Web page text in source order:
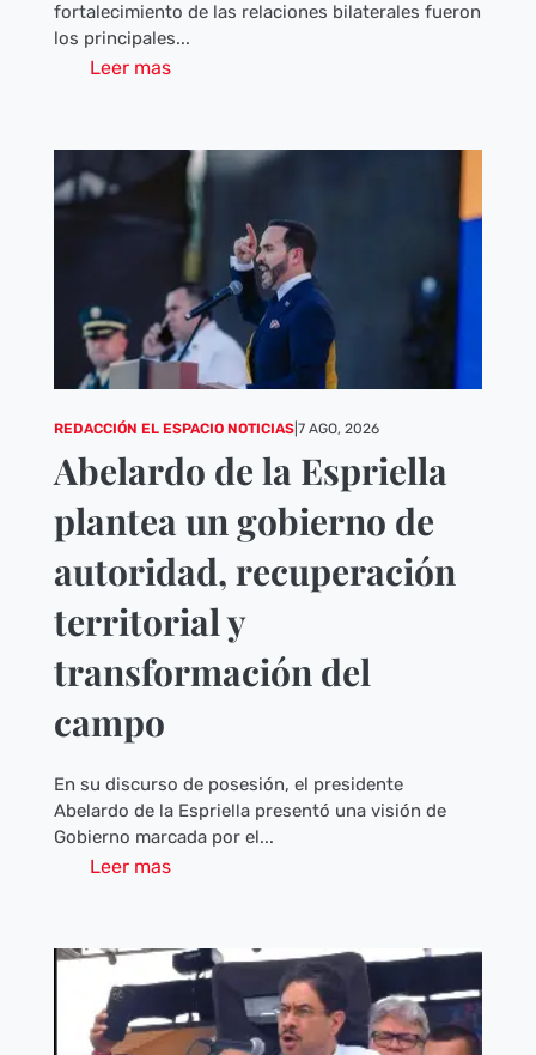
fortalecimiento de las relaciones bilaterales fueron
los principales...
Leer mas
REDACCIÓN EL ESPACIO NOTICIAS| 7 AGO, 2026
Abelardo de la Espriella
plantea un gobierno de
autoridad, recuperación
territorial y
transformación del
campo
En su discurso de posesión, el presidente
Abelardo de la Espriella presentó una visión de
Gobierno marcada por el...
Leer mas